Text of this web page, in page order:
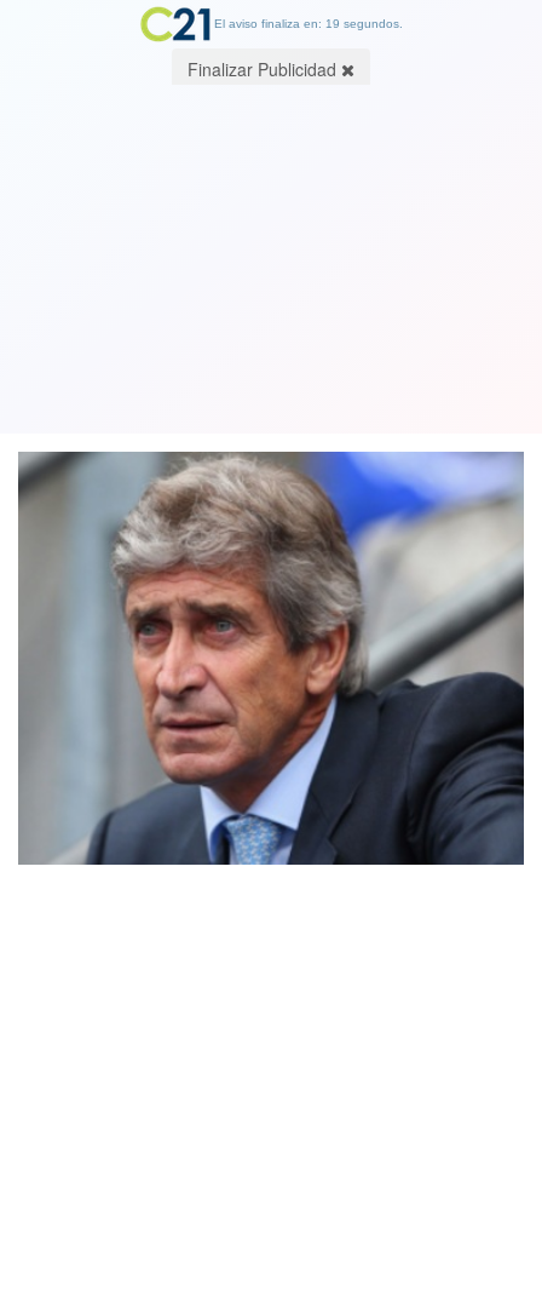
El aviso finaliza en: 19 segundos.
Finalizar Publicidad